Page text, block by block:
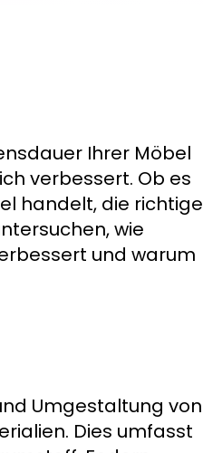
Ihrer Möbel
verbessert. Ob es
handelt, die richtige
wie
und warum
Umgestaltung von
Dies umfasst